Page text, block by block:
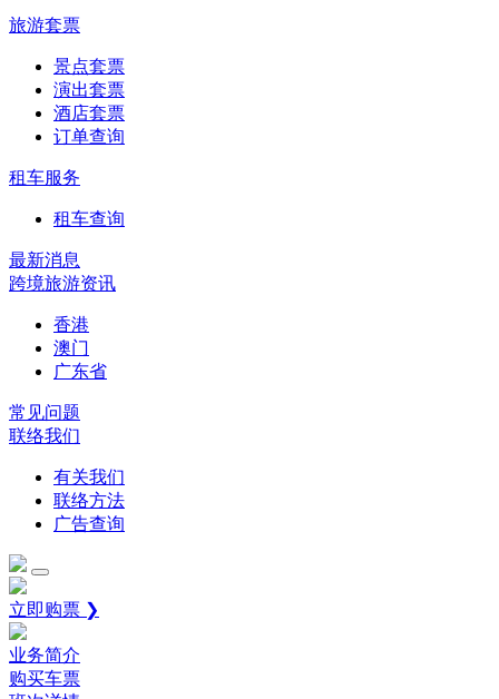
旅游套票
景点套票
演出套票
酒店套票
订单查询
租车服务
租车查询
最新消息
跨境旅游资讯
香港
澳门
广东省
常见问题
联络我们
有关我们
联络方法
广告查询
立即购票 ❯
业务简介
购买车票